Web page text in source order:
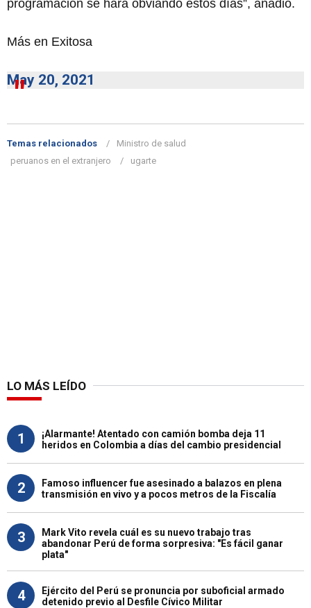
programación se hará obviando estos días”, añadió.
Más en Exitosa
May 20, 2021
Temas relacionados
Ministro de salud
peruanos en el extranjero
ugarte
LO MÁS LEÍDO
1
¡Alarmante! Atentado con camión bomba deja 11
heridos en Colombia a días del cambio presidencial
2
Famoso influencer fue asesinado a balazos en plena
transmisión en vivo y a pocos metros de la Fiscalía
3
Mark Vito revela cuál es su nuevo trabajo tras
abandonar Perú de forma sorpresiva: "Es fácil ganar
plata"
4
Ejército del Perú se pronuncia por suboficial armado
detenido previo al Desfile Cívico Militar